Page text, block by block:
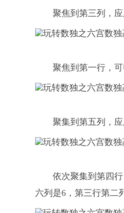
聚焦到第三列，
聚焦到第一行，
聚集到第五列，
依次聚集到第四
六列是6，第三行第二